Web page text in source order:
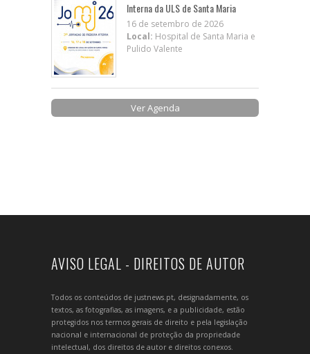
Interna da ULS de Santa Maria
16 de setembro de 2026
Local: Hospital de Santa Maria e
Pulido Valente
Ver Agenda
AVISO LEGAL - DIREITOS DE AUTOR
Todos os conteúdos de justnews.pt, designadamente, os
textos, as fotografias, as imagens, e a publicidade, estão
protegidos nos termos gerais de direito e pela legislação
nacional e internacional de proteção da propriedade
intelectual, dos direitos de autor e direitos conexos.